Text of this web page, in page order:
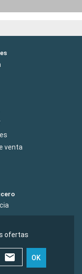
venta
ofertas
OK